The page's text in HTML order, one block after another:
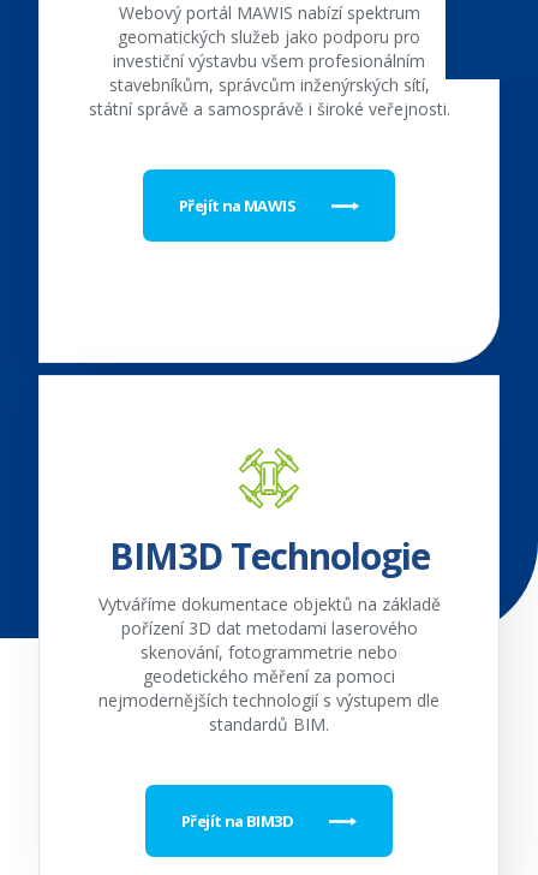
Webový portál MAWIS nabízí spektrum
geomatických služeb jako podporu pro
investiční výstavbu všem profesionálním
stavebníkům, správcům inženýrských sítí,
státní správě a samosprávě i široké veřejnosti.
Přejít na MAWIS
BIM3D Technologie
Vytváříme dokumentace objektů na základě
pořízení 3D dat metodami laserového
skenování, fotogrammetrie nebo
geodetického měření za pomoci
nejmodernějších technologií s výstupem dle
standardů BIM.
Přejít na BIM3D